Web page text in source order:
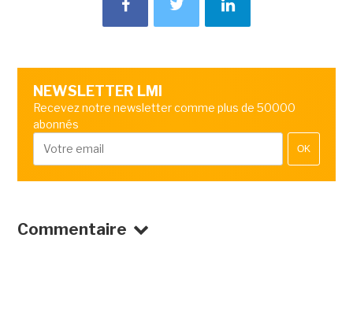
NEWSLETTER LMI
Recevez notre newsletter comme plus de 50000
abonnés
OK
Commentaire